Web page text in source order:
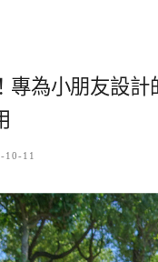
為小朋友設計
10-11